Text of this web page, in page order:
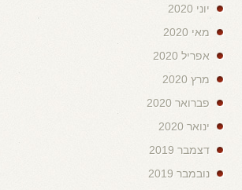
יוני 2020
מאי 2020
אפריל 2020
מרץ 2020
פברואר 2020
ינואר 2020
דצמבר 2019
נובמבר 2019